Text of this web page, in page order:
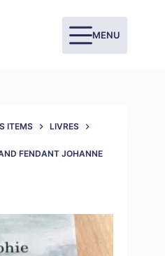
MENU
ITEMS
LIVRES
FENDANT JOHANNE